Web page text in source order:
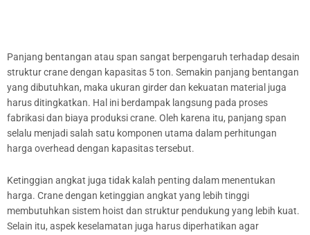
Panjang bentangan atau span sangat berpengaruh terhadap desain
struktur crane dengan kapasitas 5 ton. Semakin panjang bentangan
yang dibutuhkan, maka ukuran girder dan kekuatan material juga
harus ditingkatkan. Hal ini berdampak langsung pada proses
fabrikasi dan biaya produksi crane. Oleh karena itu, panjang span
selalu menjadi salah satu komponen utama dalam perhitungan
harga overhead dengan kapasitas tersebut.
Ketinggian angkat juga tidak kalah penting dalam menentukan
harga. Crane dengan ketinggian angkat yang lebih tinggi
membutuhkan sistem hoist dan struktur pendukung yang lebih kuat.
Selain itu, aspek keselamatan juga harus diperhatikan agar